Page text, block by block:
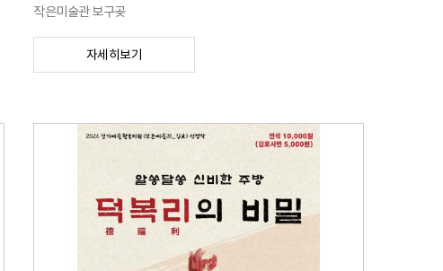
작은미술관 보구곶
자세히보기